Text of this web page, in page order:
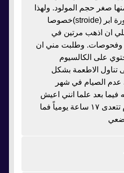
صغر حجم المولود. ولهذا
السبب اعطتني الدكتورة ابر (stroide)خصوصا
ان اذهب مرتين في
وفحوصات. وطلبت مني ان
على الكالسيوم
تناول الاطعمة بشكل
الصيام في شهر
فيما بعد علما انني اعيش
في كندا وفترة الصيام تتعدى ١٧ ساعة يومياً فما